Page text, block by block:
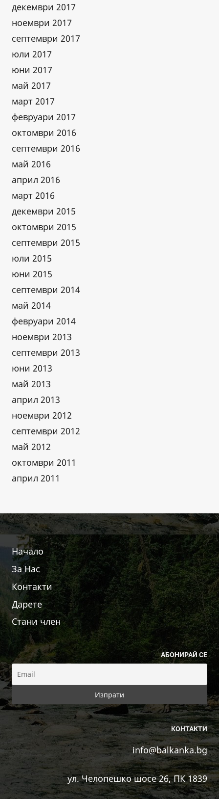
декември 2017
ноември 2017
септември 2017
юли 2017
юни 2017
май 2017
март 2017
февруари 2017
октомври 2016
септември 2016
май 2016
април 2016
март 2016
декември 2015
октомври 2015
септември 2015
юли 2015
юни 2015
септември 2014
май 2014
февруари 2014
ноември 2013
септември 2013
юни 2013
май 2013
април 2013
ноември 2012
септември 2012
май 2012
октомври 2011
април 2011
Начало
За Нас
Контакти
Дарете
Стани член
АБОНИРАЙ СЕ
КОНТАКТИ
info@balkanka.bg
ул. Челопешко шосе 26, ПК 1839